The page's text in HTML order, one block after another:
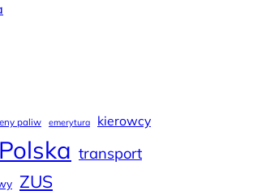
paliw emerytura kierowcy
Polska transport
ZUS